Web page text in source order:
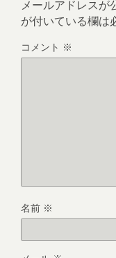
メールアドレスが
が付いている欄は
コメント ※
名前 ※